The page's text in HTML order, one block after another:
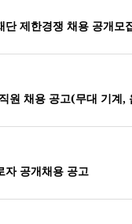
제한경쟁 채용 공개모
원 채용 공고(무대 기계,
자 공개채용 공고